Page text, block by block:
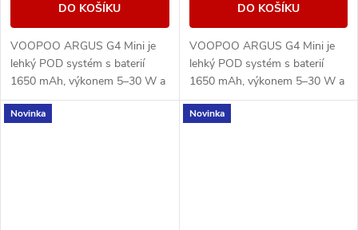
DO KOŠÍKU
VOOPOO ARGUS G4 Mini je
lehký POD systém s baterií
1650 mAh, výkonem 5–30 W a
Multi-Ohm cartridgí 0,7/1,0
ohm pro MTL i volnější RDL
DO KOŠÍKU
VOOPOO ARGUS G4 Mini je
lehký POD systém s baterií
1650 mAh, výkonem 5–30 W a
Multi-Ohm cartridgí 0,7/1,0
ohm pro MTL i volnější RDL
Novinka Novinka